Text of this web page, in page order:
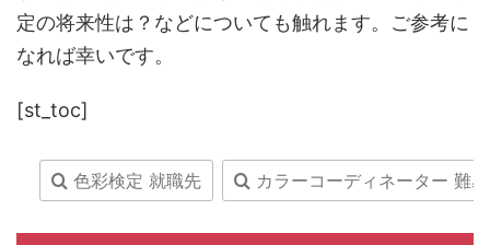
定の将来性は？などについても触れます。ご参考に
なれば幸いです。
[st_toc]
色彩検定 就職先 カラーコーディネーター 難